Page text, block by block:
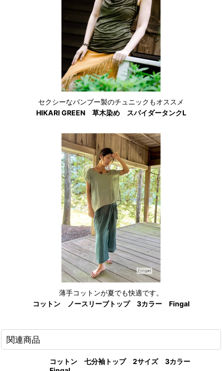
セクシーなバンブー製のチュニックもオススメ
HIKARI GREEN 草木染め スパイダータンクL
薄手コットンが夏でも快適です。
コットン ノースリーブトップ 3カラー Fingal
関連商品
コットン 七分袖トップ 2サイズ 3カラー